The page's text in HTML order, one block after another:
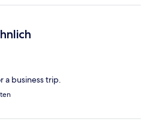
a business trip.